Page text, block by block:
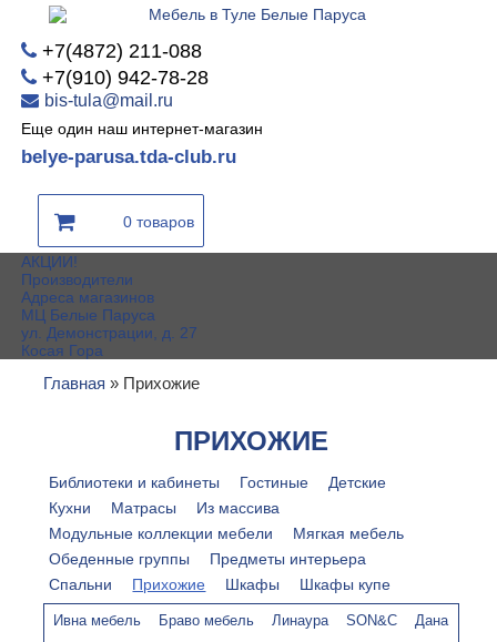
+7(4872) 211-088
+7(910) 942-78-28
bis-tula@mail.ru
Еще один наш интернет-магазин
belye-parusa.tda-club.ru
0 товаров
АКЦИИ!
Производители
Адреса магазинов
МЦ Белые Паруса
ул. Демонстрации, д. 27
Косая Гора
Главная » Прихожие
ПРИХОЖИЕ
Библиотеки и кабинеты Гостиные
Детские
Кухни
Матрасы
Из массива
Модульные коллекции мебели
Мягкая мебель
Обеденные группы
Предметы интерьера
Спальни
Прихожие Шкафы Шкафы купе
Ивна мебель Браво мебель Линаура SON&C
Дана